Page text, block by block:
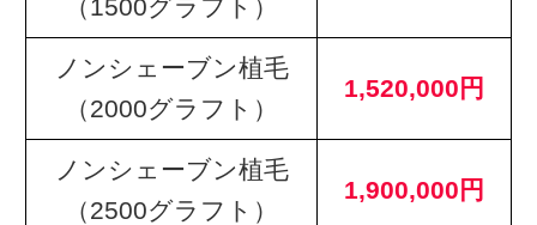
（1500グラフト）
ノンシェーブン植毛
（2000グラフト）
1,520,000円
ノンシェーブン植毛
（2500グラフト）
1,900,000円